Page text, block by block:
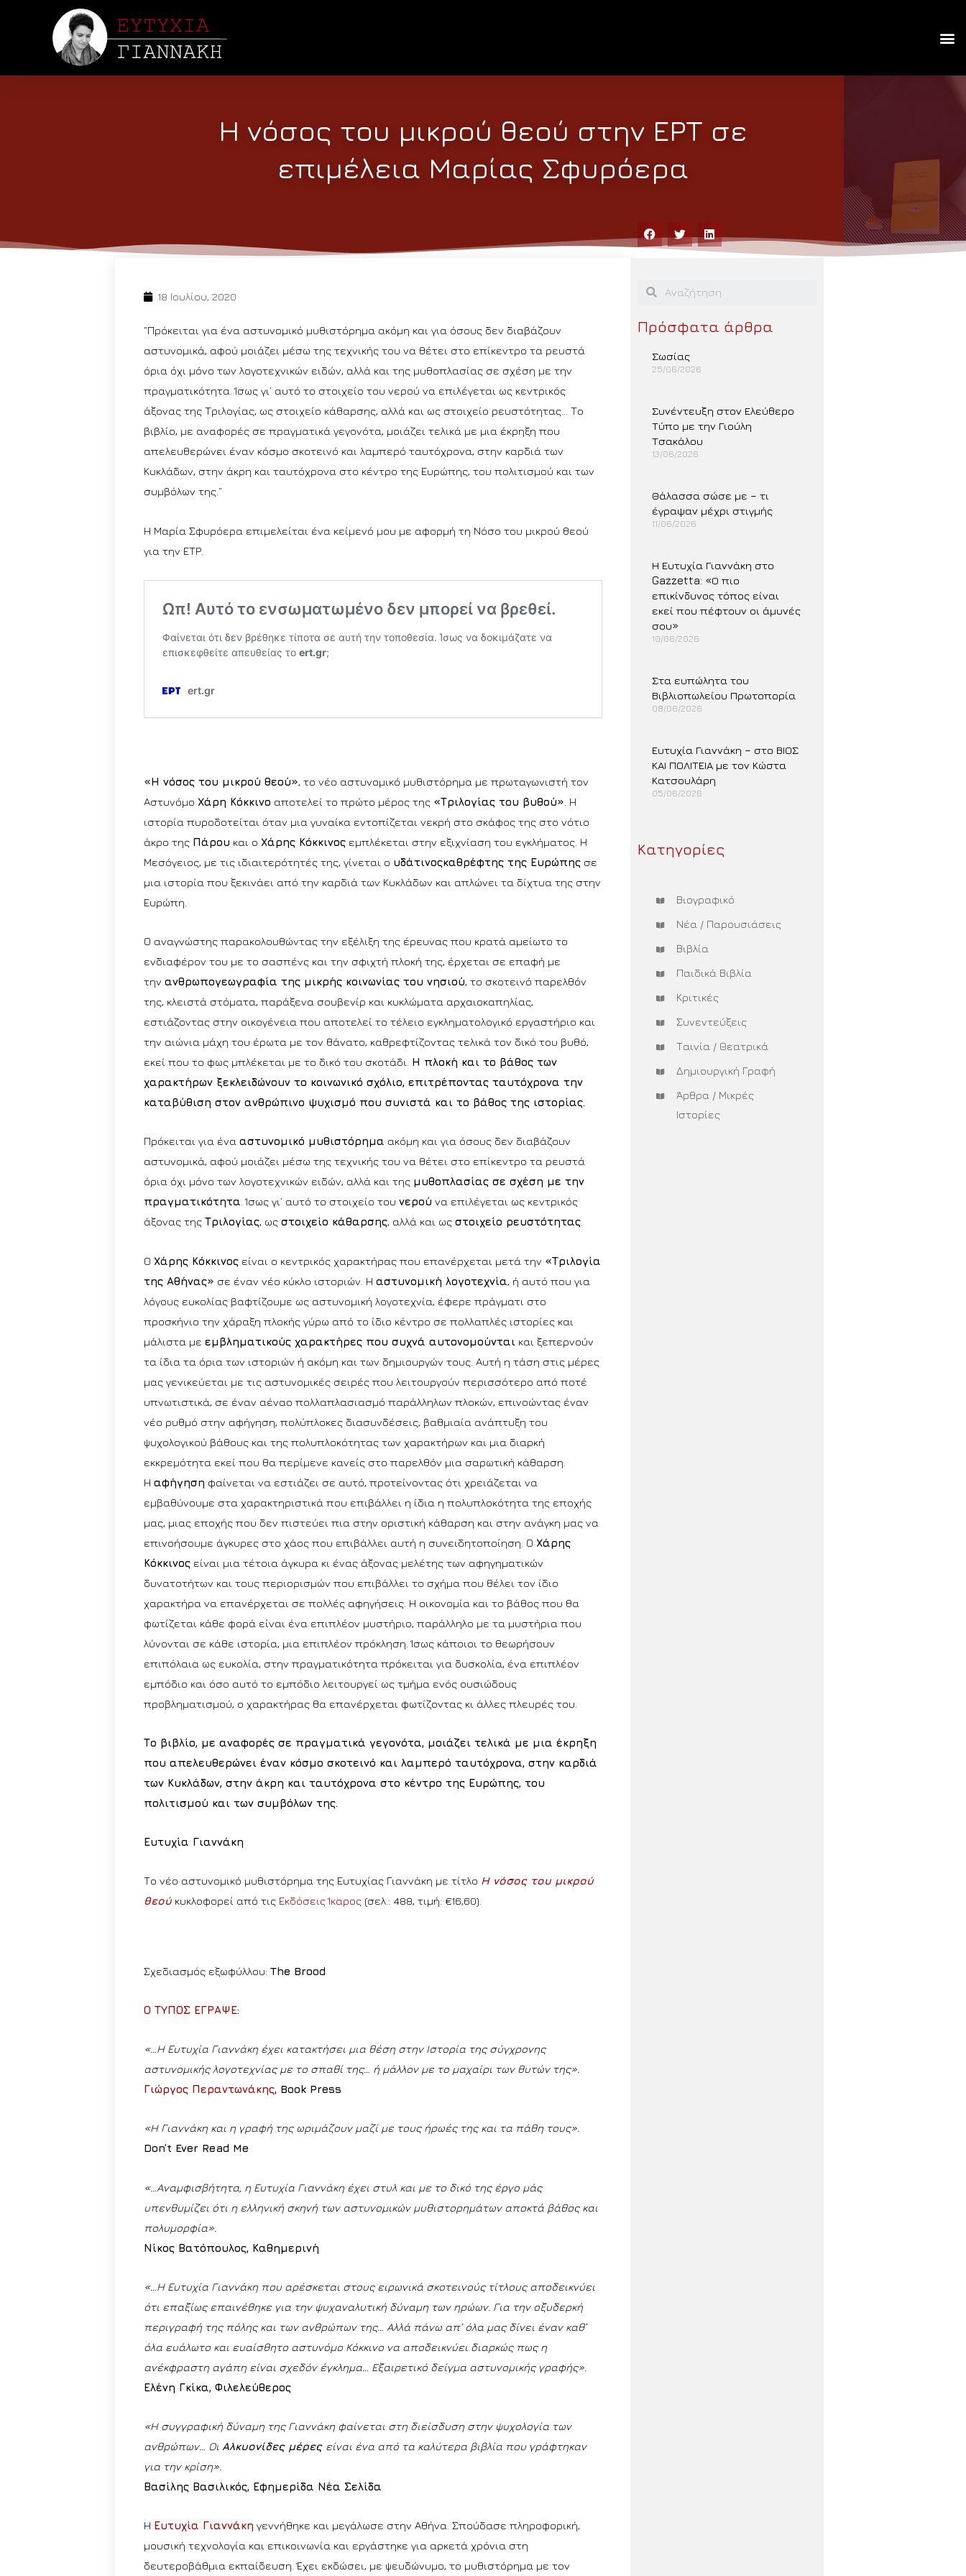
Η νόσος του μικρού θεού στην ΕΡΤ σε
επιμέλεια Μαρίας Σφυρόερα
18 Ιουλίου, 2020
“Πρόκειται για ένα αστυνομικό μυθιστόρημα ακόμη και για όσους δεν διαβάζουν
αστυνομικά, αφού μοιάζει μέσω της τεχνικής του να θέτει στο επίκεντρο τα ρευστά
όρια όχι μόνο των λογοτεχνικών ειδών, αλλά και της μυθοπλασίας σε σχέση με την
πραγματικότητα. Ίσως γι’ αυτό το στοιχείο του νερού να επιλέγεται ως κεντρικός
άξονας της Τριλογίας, ως στοιχείο κάθαρσης, αλλά και ως στοιχείο ρευστότητας… Το
βιβλίο, με αναφορές σε πραγματικά γεγονότα, μοιάζει τελικά με μια έκρηξη που
απελευθερώνει έναν κόσμο σκοτεινό και λαμπερό ταυτόχρονα, στην καρδιά των
Κυκλάδων, στην άκρη και ταυτόχρονα στο κέντρο της Ευρώπης, του πολιτισμού και των
συμβόλων της.”
Η Μαρία Σφυρόερα επιμελείται ένα κείμενό μου με αφορμή τη Νόσο του μικρού θεού
για την ΕΤΡ.
«Η νόσος του μικρού θεού», το νέο αστυνομικό μυθιστόρημα με πρωταγωνιστή τον
Αστυνόμο Χάρη Κόκκινο αποτελεί το πρώτο μέρος της «Τριλογίας του βυθού» . Η
ιστορία πυροδοτείται όταν μια γυναίκα εντοπίζεται νεκρή στο σκάφος της στο νότιο
άκρο της Πάρου και ο Χάρης Κόκκινοςεμπλέκεται στην εξιχνίαση του εγκλήματος. Η
Μεσόγειος, με τις ιδιαιτερότητές της, γίνεται ο υδάτινοςκαθρέφτης της Ευρώπηςσε
μια ιστορία που ξεκινάει από την καρδιά των Κυκλάδων και απλώνει τα δίχτυα της στην
Ευρώπη.
Ο αναγνώστης παρακολουθώντας την εξέλιξη της έρευνας που κρατά αμείωτο το
ενδιαφέρον του με το σασπένς και την σφιχτή πλοκή της, έρχεται σε επαφή με
την ανθρωπογεωγραφία της μικρής κοινωνίας του νησιού, το σκοτεινό παρελθόν
της, κλειστά στόματα, παράξενα σουβενίρ και κυκλώματα αρχαιοκαπηλίας,
εστιάζοντας στην οικογένεια που αποτελεί το τέλειο εγκληματολογικό εργαστήριο και
την αιώνια μάχη του έρωτα με τον θάνατο, καθρεφτίζοντας τελικά τον δικό του βυθό,
εκεί που το φως μπλέκεται με το δικό του σκοτάδι. Η πλοκή και το βάθος των
χαρακτήρων ξεκλειδώνουν το κοινωνικό σχόλιο, επιτρέποντας ταυτόχρονα την
καταβύθιση στον ανθρώπινο ψυχισμό που συνιστά και το βάθος της ιστορίας.
Πρόκειται για ένα αστυνομικό μυθιστόρημα ακόμη και για όσους δεν διαβάζουν
αστυνομικά, αφού μοιάζει μέσω της τεχνικής του να θέτει στο επίκεντρο τα ρευστά
όρια όχι μόνο των λογοτεχνικών ειδών, αλλά και της μυθοπλασίας σε σχέση με την
πραγματικότητα . Ίσως γι’ αυτό το στοιχείο του νερού να επιλέγεται ως κεντρικός
άξονας της Τριλογίας, ως στοιχείο κάθαρσης, αλλά και ως στοιχείο ρευστότητας.
Ο Χάρης Κόκκινοςείναι ο κεντρικός χαρακτήρας που επανέρχεται μετά την «Τριλογία
της Αθήνας» σε έναν νέο κύκλο ιστοριών. Η αστυνομική λογοτεχνία, ή αυτό που για
λόγους ευκολίας βαφτίζουμε ως αστυνομική λογοτεχνία, έφερε πράγματι στο
προσκήνιο την χάραξη πλοκής γύρω από το ίδιο κέντρο σε πολλαπλές ιστορίες και
μάλιστα με εμβληματικούς χαρακτήρες που συχνά αυτονομούνται και ξεπερνούν
τα ίδια τα όρια των ιστοριών ή ακόμη και των δημιουργών τους. Αυτή η τάση στις μέρες
μας γενικεύεται με τις αστυνομικές σειρές που λειτουργούν περισσότερο από ποτέ
υπνωτιστικά, σε έναν αέναο πολλαπλασιασμό παράλληλων πλοκών, επινοώντας έναν
νέο ρυθμό στην αφήγηση, πολύπλοκες διασυνδέσεις, βαθμιαία ανάπτυξη του
ψυχολογικού βάθους και της πολυπλοκότητας των χαρακτήρων και μια διαρκή
εκκρεμότητα εκεί που θα περίμενε κανείς στο παρελθόν μια σαρωτική κάθαρση.
Η αφήγηση φαίνεται να εστιάζει σε αυτό, προτείνοντας ότι χρειάζεται να
εμβαθύνουμε στα χαρακτηριστικά που επιβάλλει η ίδια η πολυπλοκότητα της εποχής
μας, μιας εποχής που δεν πιστεύει πια στην οριστική κάθαρση και στην ανάγκη μας να
επινοήσουμε άγκυρες στο χάος που επιβάλλει αυτή η συνειδητοποίηση. Ο Χάρης
Κόκκινοςείναι μια τέτοια άγκυρα κι ένας άξονας μελέτης των αφηγηματικών
δυνατοτήτων και τους περιορισμών που επιβάλλει το σχήμα που θέλει τον ίδιο
χαρακτήρα να επανέρχεται σε πολλές αφηγήσεις. Η οικονομία και το βάθος που θα
φωτίζεται κάθε φορά είναι ένα επιπλέον μυστήριο, παράλληλο με τα μυστήρια που
λύνονται σε κάθε ιστορία, μια επιπλέον πρόκληση. Ίσως κάποιοι το θεωρήσουν
επιπόλαια ως ευκολία, στην πραγματικότητα πρόκειται για δυσκολία, ένα επιπλέον
εμπόδιο και όσο αυτό το εμπόδιο λειτουργεί ως τμήμα ενός ουσιώδους
προβληματισμού, ο χαρακτήρας θα επανέρχεται φωτίζοντας κι άλλες πλευρές του.
Το βιβλίο, με αναφορές σε πραγματικά γεγονότα, μοιάζει τελικά με μια έκρηξη
που απελευθερώνει έναν κόσμο σκοτεινό και λαμπερό ταυτόχρονα, στην καρδιά
των Κυκλάδων, στην άκρη και ταυτόχρονα στο κέντρο της Ευρώπης, του
πολιτισμού και των συμβόλων της.
Ευτυχία Γιαννάκη
Το νέο αστυνομικό μυθιστόρημα της Ευτυχίας Γιαννάκη με τίτλο Η νόσος του μικρού
θεούκυκλοφορεί από τις Εκδόσεις Ίκαρος (σελ.: 488, τιμή: €16,60).
Σχεδιασμός εξωφύλλου: The Brood
Ο ΤΥΠΟΣ ΕΓΡΑΨΕ:
«…Η Ευτυχία Γιαννάκη έχει κατακτήσει μια θέση στην Ιστορία της σύγχρονης
αστυνομικής λογοτεχνίας με το σπαθί της… ή μάλλον με το μαχαίρι των θυτών της».
Γιώργος Περαντωνάκης, Book Press
«Η Γιαννάκη και η γραφή της ωριμάζουν μαζί με τους ήρωές της και τα πάθη τους».
Don’t Ever Read Me
«…Αναμφισβήτητα, η Ευτυχία Γιαννάκη έχει στυλ και με το δικό της έργο μάς
υπενθυμίζει ότι η ελληνική σκηνή των αστυνομικών μυθιστορημάτων αποκτά βάθος και
πολυμορφία».
Νίκος Βατόπουλος, Καθημερινή
«…Η Ευτυχία Γιαννάκη που αρέσκεται στους ειρωνικά σκοτεινούς τίτλους αποδεικνύει
ότι επαξίως επαινέθηκε για την ψυχαναλυτική δύναμη των ηρώων. Για την οξυδερκή
περιγραφή της πόλης και των ανθρώπων της… Αλλά πάνω απ’ όλα μας δίνει έναν καθ’
όλα ευάλωτο και ευαίσθητο αστυνόμο Κόκκινο να αποδεικνύει διαρκώς πως η
ανέκφραστη αγάπη είναι σχεδόν έγκλημα… Εξαιρετικό δείγμα αστυνομικής γραφής».
Ελένη Γκίκα, Φιλελεύθερος
«Η συγγραφική δύναμη της Γιαννάκη φαίνεται στη διείσδυση στην ψυχολογία των
ανθρώπων… Οι Αλκυονίδες μέρες είναι ένα από τα καλύτερα βιβλία που γράφτηκαν
για την κρίση».
Βασίλης Βασιλικός, Εφημερίδα Νέα Σελίδα
Η Ευτυχία Γιαννάκη γεννήθηκε και μεγάλωσε στην Αθήνα. Σπούδασε πληροφορική,
μουσική τεχνολογία και επικοινωνία και εργάστηκε για αρκετά χρόνια στη
δευτεροβάθμια εκπαίδευση. Έχει εκδώσει, με ψευδώνυμο, το μυθιστόρημα με τον
Πρόσφατα άρθρα
Σωσίας
25/06/2026
Συνέντευξη στον Ελεύθερο
Τύπο με την Γιούλη
Τσακάλου
13/06/2026
Θάλασσα σώσε με – τι
έγραψαν μέχρι στιγμής
11/06/2026
Η Ευτυχία Γιαννάκη στο
Gazzetta: «Ο πιο
επικίνδυνος τόπος είναι
εκεί που πέφτουν οι άμυνές
σου»
10/06/2026
Στα ευπώλητα του
Βιβλιοπωλείου Πρωτοπορία
08/06/2026
Ευτυχία Γιαννάκη – στο ΒΙΟΣ
ΚΑΙ ΠΟΛΙΤΕΙΑ με τον Κώστα
Κατσουλάρη
05/06/2026
Κατηγορίες
Βιογραφικό
Νέα / Παρουσιάσεις
Βιβλία
Παιδικά Βιβλία
Κριτικές
Συνεντεύξεις
Ταινία / Θεατρικά
Δημιουργική Γραφή
Άρθρα / Μικρές
Ιστορίες